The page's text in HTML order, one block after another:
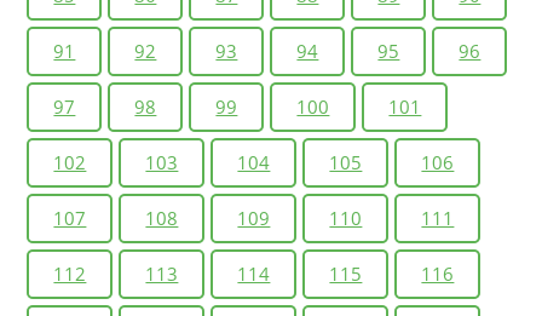
91 92 93 94 95 96
97 98 99 100 101
102 103 104 105 106
107 108 109 110 111
112 113 114 115 116